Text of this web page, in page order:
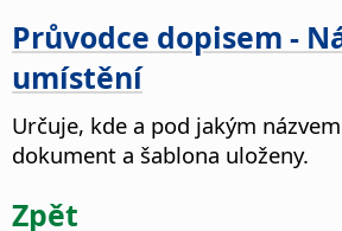
Průvodce dopisem -
umístění
Určuje, kde a pod jakým
dokument a šablona uloženy.
Zpět